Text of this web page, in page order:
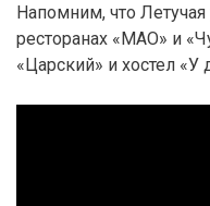
Напомним, что
ресторанах «МАО» и
«Царский» и хостел